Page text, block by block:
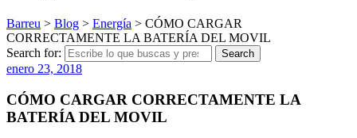
Barreu > Blog > Energía > CÓMO CARGAR
CORRECTAMENTE LA BATERÍA DEL MOVIL
Search for:
Search
enero 23, 2018
CÓMO CARGAR CORRECTAMENTE LA
BATERÍA DEL MOVIL